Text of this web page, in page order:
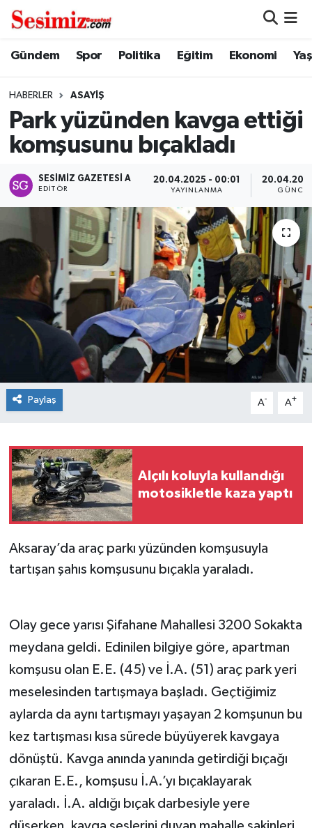
Gündem Spor Politika Eğitim Ekonomi
HABERLER ASAYIŞ
Park yüzünden kavga ettiği
komşusunu bıçakladı
SESIMIZ GAZETESI A
EDITÖR
20.04.2025 - 00:01
YAYINLANMA
Paylaş A- A+
Alçılı koluyla kullandığı
motosikletle kaza yaptı
Aksaray’da araç parkı yüzünden komşusuyla
tartışan şahıs komşusunu bıçakla yaraladı.
Olay gece yarısı Şifahane Mahallesi 3200 Sokakta
meydana geldi. Edinilen bilgiye göre, apartman
komşusu olan E.E. (45) ve İ.A. (51) araç park yeri
meselesinden tartışmaya başladı. Geçtiğimiz
aylarda da aynı tartışmayı yaşayan 2 komşunun bu
kez tartışması kısa sürede büyüyerek kavgaya
dönüştü. Kavga anında yanında getirdiği bıçağı
çıkaran E.E., komşusu İ.A.’yı bıçaklayarak
yaraladı. İ.A. aldığı bıçak darbesiyle yere
Dünya
Ekonomi
Genel
Gündem
Magazin
Politika
Sağlık
Spor
Teknoloji
Tokat Haberleri
Yaşam
Nöbetçi Eczaneler
Hava Durumu
Namaz Vakitleri
Trafik Durumu
Süper Lig Puan Durumu ve Fikstür
Tüm Manşetler
Son Dakika Haberleri
Haber Arşivi